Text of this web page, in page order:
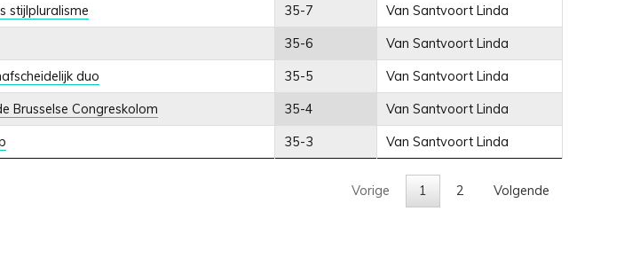
stijlpluralisme 35-7 Van Santvoort Linda
35-6 Van Santvoort Linda
duo 35-5 Van Santvoort Linda
Brusselse Congreskolom 35-4 Van Santvoort Linda
35-3 Van Santvoort Linda
Vorige 1 2 Volgende